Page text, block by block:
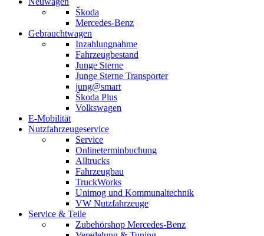
Škoda
Mercedes-Benz
Gebrauchtwagen
Inzahlungnahme
Fahrzeugbestand
Junge Sterne
Junge Sterne Transporter
jung@smart
Škoda Plus
Volkswagen
E-Mobilität
Nutzfahrzeugeservice
Service
Onlineterminbuchung
Alltrucks
Fahrzeugbau
TruckWorks
Unimog und Kommunaltechnik
VW Nutzfahrzeuge
Service & Teile
Zubehörshop Mercedes-Benz